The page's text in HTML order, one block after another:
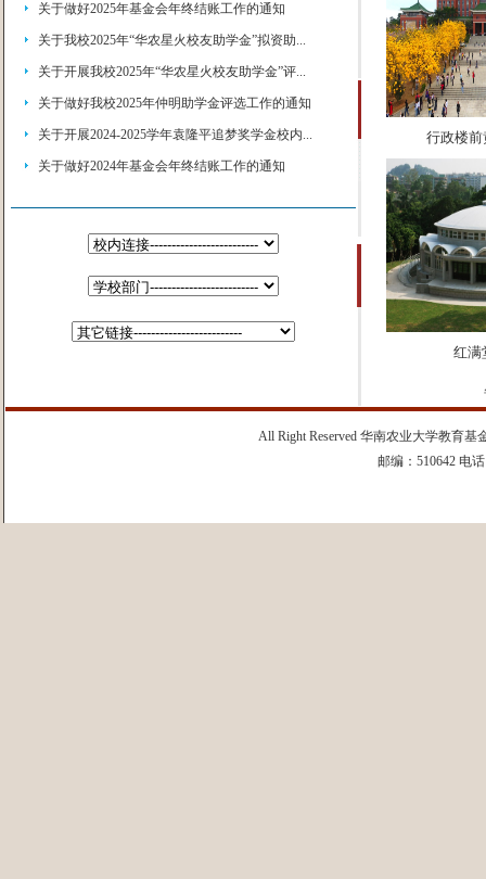
关于做好2025年基金会年终结账工作的通知
关于我校2025年“华农星火校友助学金”拟资助...
关于开展我校2025年“华农星火校友助学金”评...
关于做好我校2025年仲明助学金评选工作的通知
关于开展2024-2025学年袁隆平追梦奖学金校内...
关于做好2024年基金会年终结账工作的通知
行政楼
红满
All Right Reserved 华南农业大学教育
邮编：510642 电